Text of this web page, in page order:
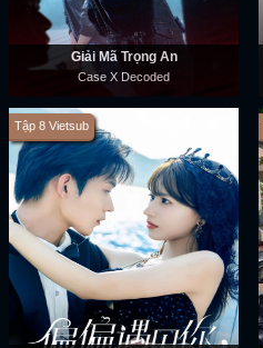
Giải Mã Trọng Án
Case X Decoded
Tập 8 Vietsub